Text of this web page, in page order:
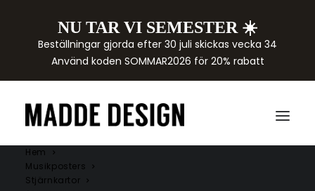
NU TAR VI SEMESTER ☀️
Beställningar gjorda efter 30 juli skickas vecka 34
Använd koden SOMMAR2026 för 20% rabatt
Hem
Musikposters
Stjärnkartor